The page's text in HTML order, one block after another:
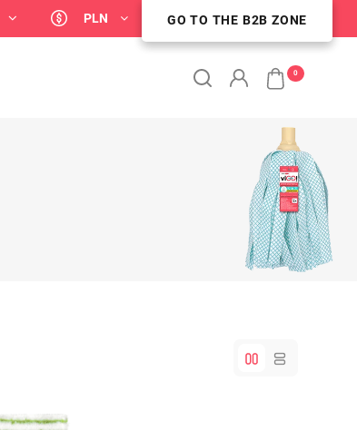
PLN STREFA KLIENTA B2B
GO TO THE B2B ZONE
0